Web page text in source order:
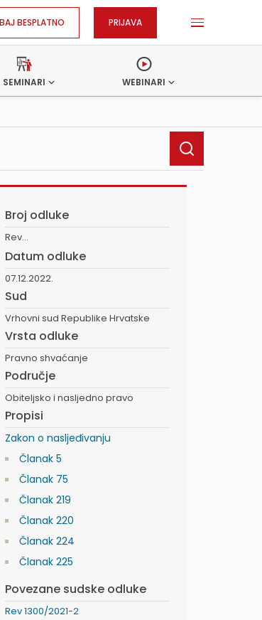
BESPLATNO PRIJAVA
SEMINARI WEBINARI
Broj odluke
Rev...
Datum odluke
07.12.2022.
Sud
Vrhovni sud Republike Hrvatske
Vrsta odluke
Pravno shvaćanje
Područje
Obiteljsko i nasljedno pravo
Propisi
Zakon o nasljeđivanju
Članak 5
Članak 75
Članak 219
Članak 220
Članak 224
Članak 225
Povezane sudske odluke
Rev 1300/2021-2